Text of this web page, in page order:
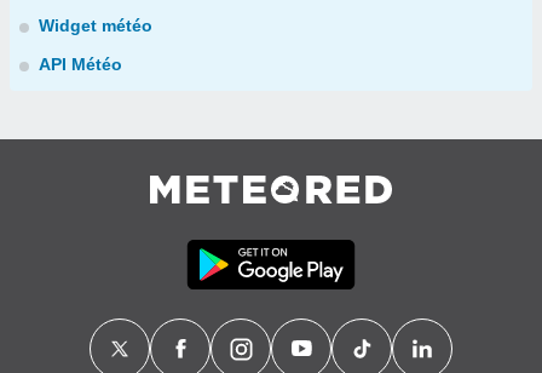
Widget météo
API Météo